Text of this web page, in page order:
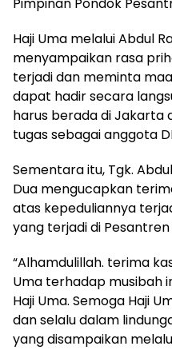
Pimpinan Pondok
Haji Uma melalui Abdul
menyampaikan rasa
terjadi dan meminta
dapat hadir secara
harus berada di Jakarta
tugas sebagai anggota
Sementara itu, Tgk.
Dua mengucapkan
atas kepeduliannya
yang terjadi di
“Alhamdulillah. terima
Uma terhadap musibah
Haji Uma. Semoga Haji
dan selalu dalam
yang disampaikan